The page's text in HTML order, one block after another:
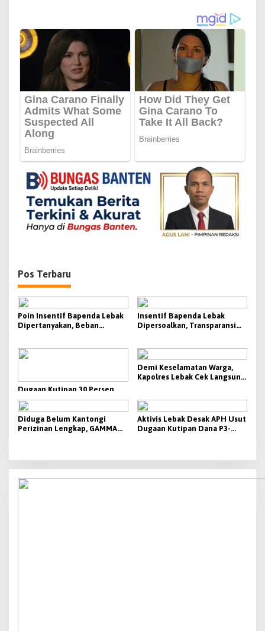
a
i
p
o
s
Pos Terbaru
Poin Insentif Bapenda Lebak
Dipertanyakan, Beban
dengan Besaran yang
Insentif Bapenda Lebak
Dipersoalkan, Transparansi
Dugaan Kutipan 30 Persen
P3A- GAI Di Lebak Menguat,
Aktivis Siap Bawa Ke Polda
Banten
Demi Keselamatan Warga,
Kapolres Lebak Cek Langsung
Diduga Belum Kantongi
Perizinan Lengkap, GAMMA
Aktivis Lebak Desak APH Usut
Dugaan Kutipan Dana P3-